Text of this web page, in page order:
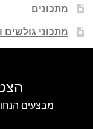
מתכונים
מתכוני גולשים
מבצעים